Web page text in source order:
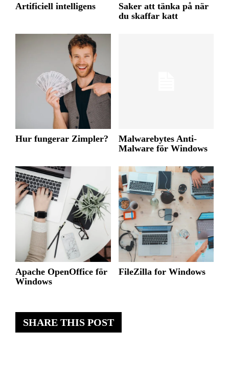
SHARE THIS POST
Artificiell intelligens
Saker att tänka på när
du skaffar katt
Hur fungerar Zimpler?
Malwarebytes Anti-
Malware för Windows
Apache OpenOffice för
Windows
FileZilla for Windows